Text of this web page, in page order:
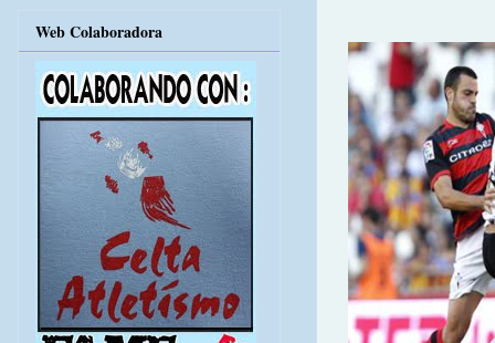
Web Colaboradora